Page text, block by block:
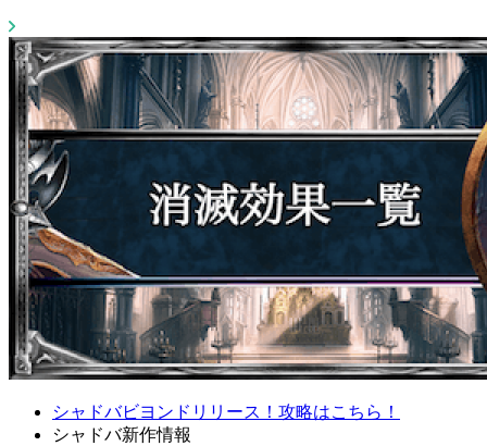
シャドバビヨンドリリース！攻略はこちら！
シャドバ新作情報